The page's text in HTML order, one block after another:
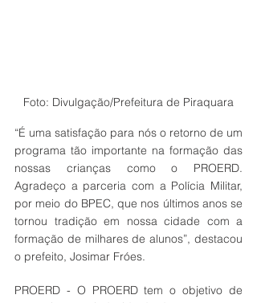
Foto: Divulgação/Prefeitura de Piraquara
“É uma satisfação para nós o retorno de um
programa tão importante na formação das
nossas crianças como o PROERD.
Agradeço a parceria com a Polícia Militar,
por meio do BPEC, que nos últimos anos se
tornou tradição em nossa cidade com a
formação de milhares de alunos”, destacou
o prefeito, Josimar Fróes.
PROERD - O PROERD tem o objetivo de